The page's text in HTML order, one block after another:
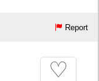
Report
♡